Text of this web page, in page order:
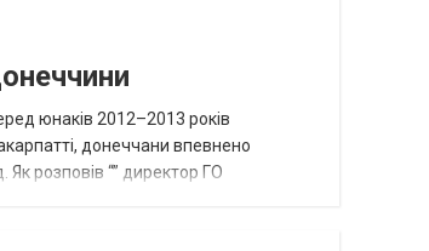
юнаків 2012–2013 років
донеччани впевнено
розповів “” директор ГО